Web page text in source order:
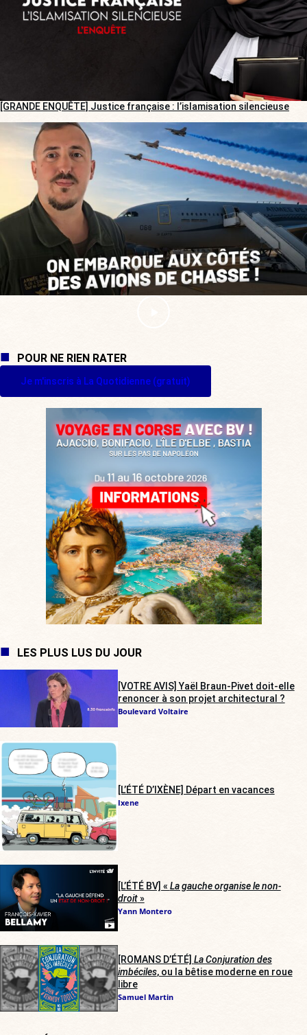
[GRANDE ENQUÊTE] Justice française : l’islamisation silencieuse
POUR NE RIEN RATER
Je m'inscris à La Quotidienne (gratuit)
LES PLUS LUS DU JOUR
[VOTRE AVIS] Yaël Braun-Pivet doit-elle
renoncer à son projet architectural ?
Boulevard Voltaire
[L’ÉTÉ D’IXÈNE] Départ en vacances
Ixene
[L’ÉTÉ BV] « La gauche organise le non-
droit»
Yann Montero
[ROMANS D’ÉTÉ] La Conjuration des
imbéciles, ou la bêtise moderne en roue
libre
Samuel Martin